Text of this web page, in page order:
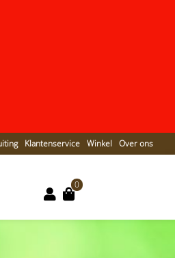
Klantenservice Winkel Over ons
0